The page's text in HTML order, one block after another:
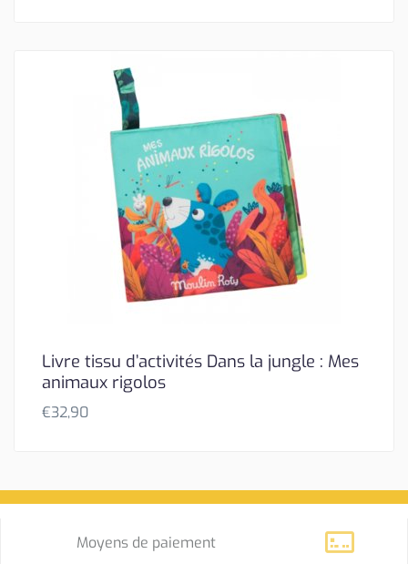
Livre tissu d’activités Dans la jungle : Mes
animaux rigolos
€32,90
Moyens de paiement